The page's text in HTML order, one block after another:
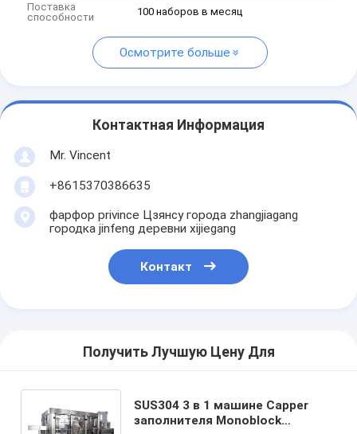
Поставка
способности
100 наборов в месяц
Осмотрите больше
Контактная Информация
Mr. Vincent
+8615370386635
фарфор privince Цзянсу города zhangjiagang
городка jinfeng деревни xijiegang
Контакт
Получить Лучшую Цену Для
SUS304 3 в 1 машине Capper
заполнителя Monoblock